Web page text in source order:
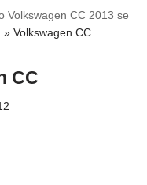
Volkswagen CC 2013 se
» Volkswagen CC
CC